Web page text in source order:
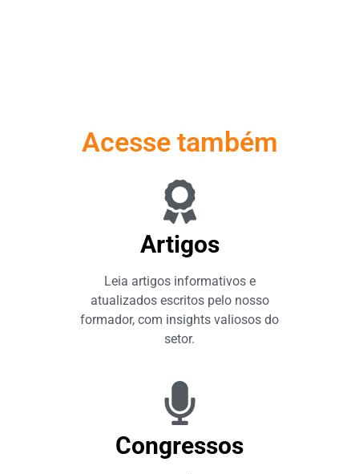
Acesse também
Artigos
Leia artigos informativos e
atualizados escritos pelo nosso
formador, com insights valiosos do
setor.
Congressos